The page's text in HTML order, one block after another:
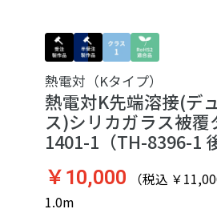
熱電対（Kタイプ）
熱電対K先端溶接(デ
ス)シリカガラス被覆
1401-1（TH-8396-1
￥10,000 （税込 ￥
1.0m